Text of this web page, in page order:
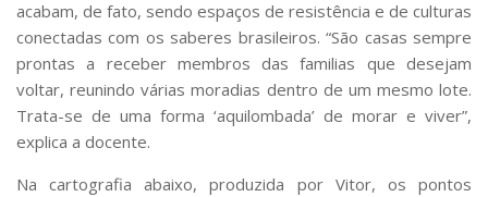
acabam, de fato, sendo espaços de resistência e de culturas
conectadas com os saberes brasileiros. “São casas sempre
prontas a receber membros das familias que desejam
voltar, reunindo várias moradias dentro de um mesmo lote.
Trata-se de uma forma ‘aquilombada’ de morar e viver”,
explica a docente.
Na cartografia abaixo, produzida por Vitor, os pontos